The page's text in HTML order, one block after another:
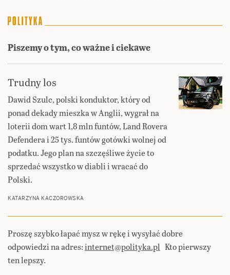
Piszemy o tym, co ważne i ciekawe
Trudny los
Dawid Szulc, polski konduktor, który od
ponad dekady mieszka w Anglii, wygrał na
loterii dom wart 1,8 mln funtów, Land Rovera
Defendera i 25 tys. funtów gotówki wolnej od
podatku. Jego plan na szczęśliwe życie to
sprzedać wszystko w diabli i wracać do
Polski.
KATARZYNA KACZOROWSKA
Proszę szybko łapać mysz w rękę i wysyłać dobre
odpowiedzi na adres:internet@polityka.pl Kto pierwszy
ten lepszy.